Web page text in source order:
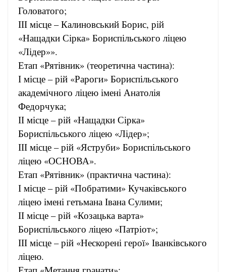
Головатого;
ІІІ місце – Калиновський Борис, рій
«Нащадки Сірка» Бориспільського ліцею
«Лідер»».
Етап «Рятівник» (теоретична частина):
І місце – рій «Рароги» Бориспільського
академічного ліцею імені Анатолія
Федорчука;
ІІ місце – рій «Нащадки Сірка»
Бориспільського ліцею «Лідер»;
ІІІ місце – рій «Яструби» Бориспільського
ліцею «ОСНОВА».
Етап «Рятівник» (практична частина):
І місце – рій «Побратими» Кучаківського
ліцею імені гетьмана Івана Сулими;
ІІ місце – рій «Козацька варта»
Бориспільського ліцею «Патріот»;
ІІІ місце – рій «Нескорені герої» Іванківського
ліцею.